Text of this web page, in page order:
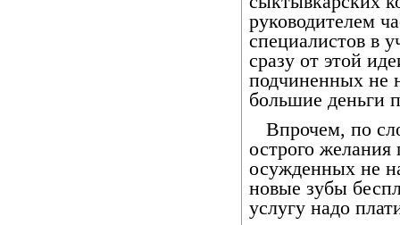
руководителем
специалистов в
сразу от этой
подчиненных не
большие деньги
Впрочем, по
острого желания
осужденных не
новые зубы
услугу надо